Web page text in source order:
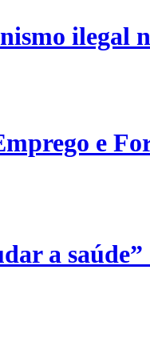
ilegal
e
a